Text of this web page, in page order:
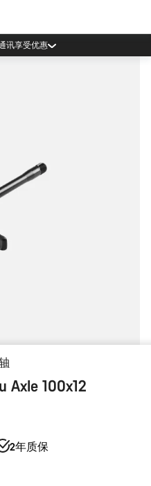
讯享受优惠
Axle 100x12
2年质保